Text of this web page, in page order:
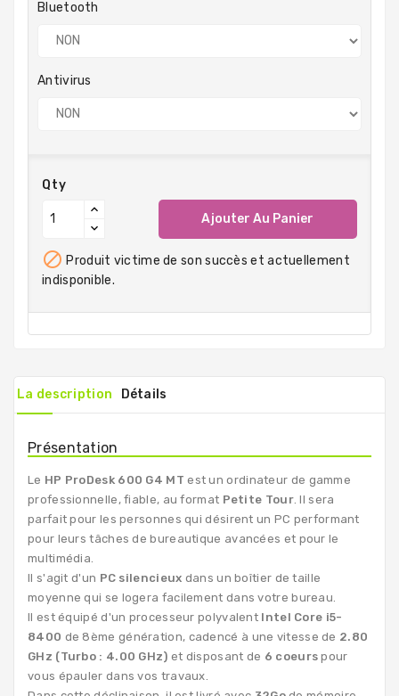
Bluetooth
Antivirus
Qty
Ajouter Au Panier
 Produit victime de son succès et actuellement
indisponible.
La description Détails
Présentation
Le HP ProDesk 600 G4 MT est un ordinateur de gamme
professionnelle, fiable, au format Petite Tour. Il sera
parfait pour les personnes qui désirent un PC performant
pour leurs tâches de bureautique avancées et pour le
multimédia.
Il s'agit d'un PC silencieux dans un boîtier de taille
moyenne qui se logera facilement dans votre bureau.
Il est équipé d'un processeur polyvalent Intel Core i5-
8400 de 8ème génération, cadencé à une vitesse de 2.80
GHz (Turbo : 4.00 GHz) et disposant de 6 coeurs pour
vous épauler dans vos travaux.